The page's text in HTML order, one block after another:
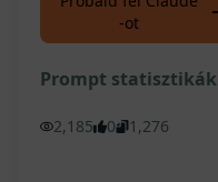
-ot
Prompt statisztikák
2,185 0 1,276